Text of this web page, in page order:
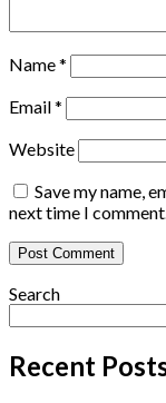
Name*
Email*
Website
Save my name,
next time I
Search
Recent